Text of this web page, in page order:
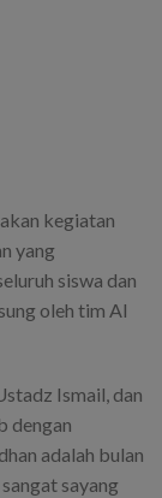
kegiatan
yang
siswa dan
oleh tim Al
Ismail, dan
dengan
adalah bulan
sayang